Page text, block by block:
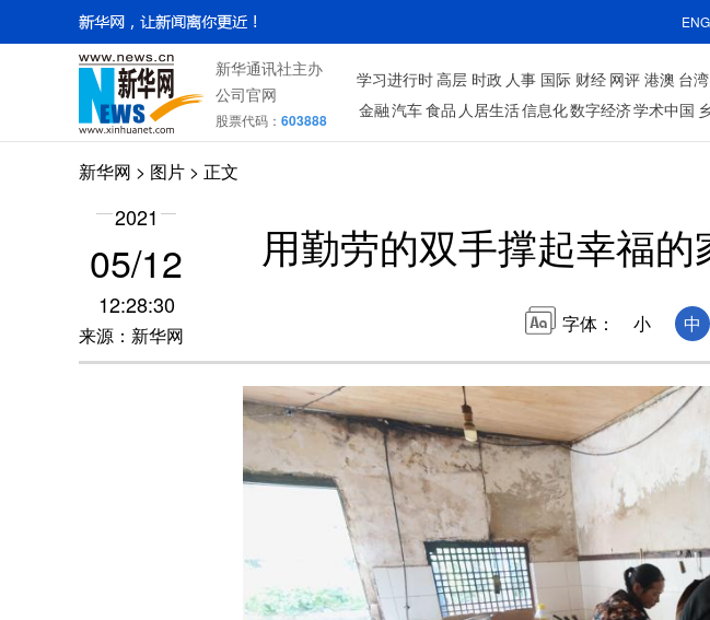
新华通讯社主办
公司官网
股票代码： 603888
学习进行时高层 时政 人事 国际 财经 网评 港澳 台湾
金融汽车食品 人居生活信息化数字经济学术中国
新华网 > 图片 > 正文
2021
05/12
12:28:30
来源：新华网
用勤劳的双手撑起幸福
字体： 小 中